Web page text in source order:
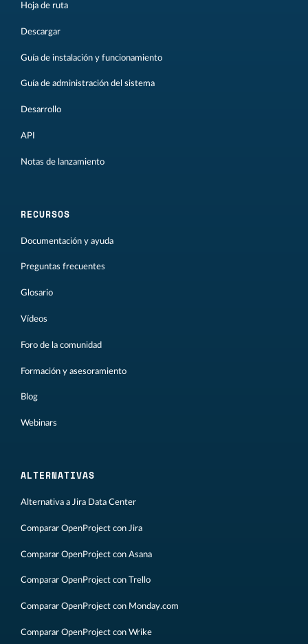
Hoja de ruta
Descargar
Guía de instalación y funcionamiento
Guía de administración del sistema
Desarrollo
API
Notas de lanzamiento
RECURSOS
Documentación y ayuda
Preguntas frecuentes
Glosario
Vídeos
Foro de la comunidad
Formación y asesoramiento
Blog
Webinars
ALTERNATIVAS
Alternativa a Jira Data Center
Comparar OpenProject con Jira
Comparar OpenProject con Asana
Comparar OpenProject con Trello
Comparar OpenProject con Monday.com
Comparar OpenProject con Wrike